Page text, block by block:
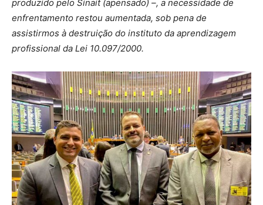
produzido pelo Sinait (apensado) –, a necessidade de
enfrentamento restou aumentada, sob pena de
assistirmos à destruição do instituto da aprendizagem
profissional da Lei 10.097/2000.